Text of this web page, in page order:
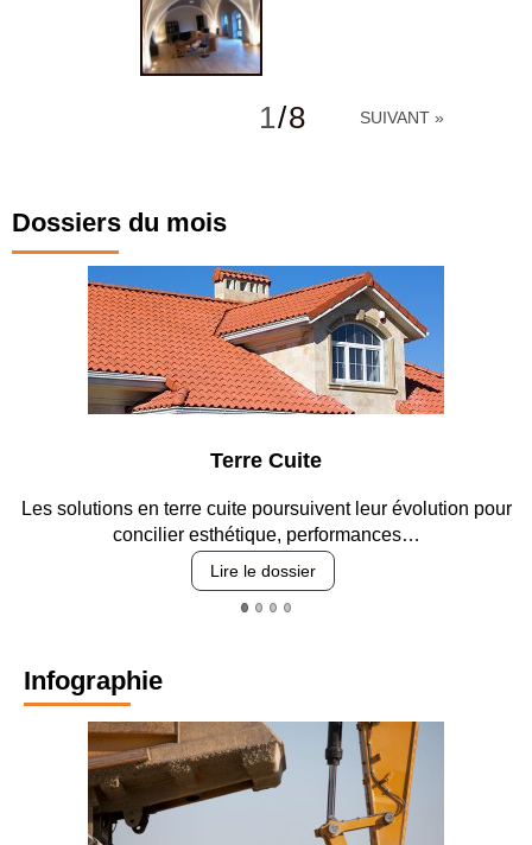
1/8 SUIVANT »
Dossiers du mois
cuite poursuivent leur évolution pour
performances…
Entre circulation,
Infographie